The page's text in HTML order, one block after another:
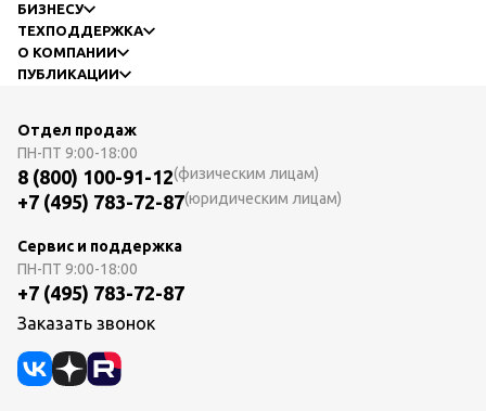
БИЗНЕСУ
ТЕХПОДДЕРЖКА
О КОМПАНИИ
ПУБЛИКАЦИИ
Отдел продаж
ПН-ПТ 9:00-18:00
8 (800) 100-91-12(физическим лицам)
+7 (495) 783-72-87(юридическим лицам)
Сервис и поддержка
ПН-ПТ 9:00-18:00
+7 (495) 783-72-87
Заказать звонок